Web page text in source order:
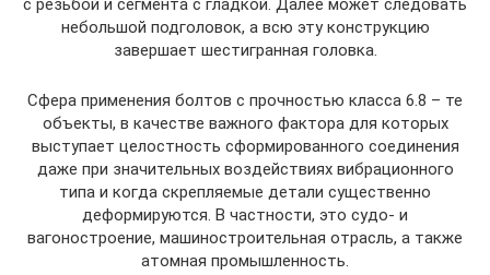
с резьбой и сегмента с гладкой. Далее может следовать
небольшой подголовок, а всю эту конструкцию
завершает шестигранная головка.
Сфера применения болтов с прочностью класса 6.8 – те
объекты, в качестве важного фактора для которых
выступает целостность сформированного соединения
даже при значительных воздействиях вибрационного
типа и когда скрепляемые детали существенно
деформируются. В частности, это судо- и
вагоностроение, машиностроительная отрасль, а также
атомная промышленность.